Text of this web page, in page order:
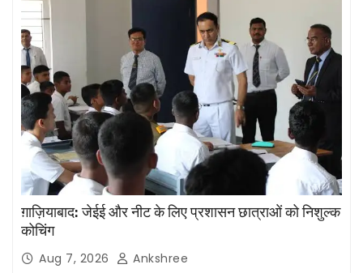
ग़ाज़ियाबाद: जेईई और नीट के लिए प्रशासन छात्राओं को निशुल्क
कोचिंग
Aug 7, 2026 Ankshree